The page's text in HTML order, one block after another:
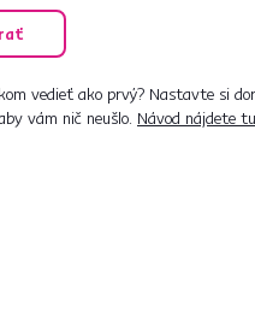
vedieť ako prvý? Nastavte si
vám nič neušlo. Návod nájdete tu